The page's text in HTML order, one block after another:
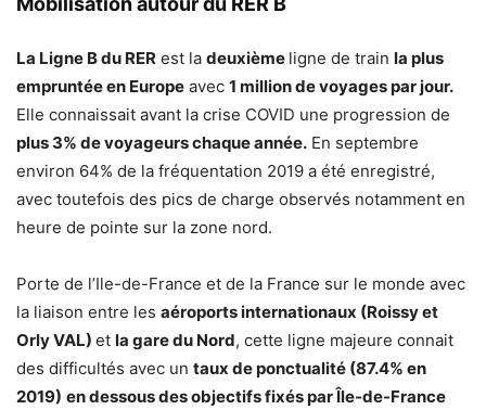
La Ligne B du RER est la deuxième ligne de train la plus
empruntée en Europe avec 1 million de voyages par jour.
Elle connaissait avant la crise COVID une progression de
plus 3% de voyageurs chaque année. En septembre
environ 64% de la fréquentation 2019 a été enregistré,
avec toutefois des pics de charge observés notamment en
heure de pointe sur la zone nord.
Porte de l’Ile-de-France et de la France sur le monde avec
la liaison entre les aéroports internationaux (Roissy et
Orly VAL) et la gare du Nord, cette ligne majeure connait
des difficultés avec un taux de ponctualité (87.4% en
2019) en dessous des objectifs fixés par Île-de-France